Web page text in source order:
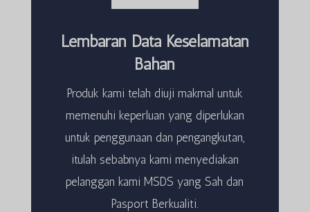
Lembaran Data Keselamatan
Bahan
Produk kami telah diuji makmal untuk
memenuhi keperluan yang diperlukan
untuk penggunaan dan pengangkutan,
itulah sebabnya kami menyediakan
pelanggan kami MSDS yang Sah dan
Pasport Berkualiti.